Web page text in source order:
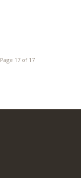
Page 17 of 17